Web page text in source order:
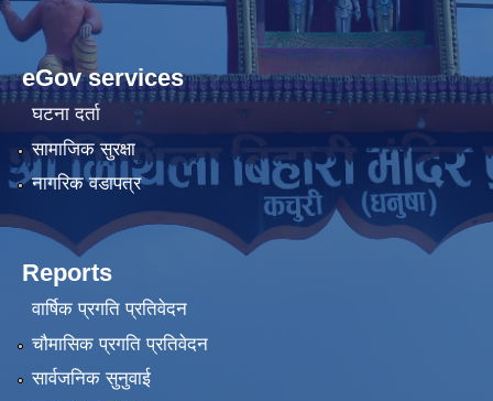
eGov services
घटना दर्ता
सामाजिक सुरक्षा
नागरिक वडापत्र
Reports
वार्षिक प्रगति प्रतिवेदन
चौमासिक प्रगति प्रतिवेदन
सार्वजनिक सुनुवाई